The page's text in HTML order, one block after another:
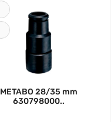
METABO 28/35 mm
630798000..